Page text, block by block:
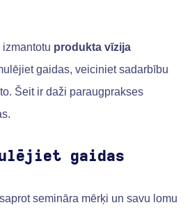
produkta vīzija
gaidas, veiciniet sadarbību
Šeit ir daži paraugprakses
gaidas
semināra mērķi un savu lomu